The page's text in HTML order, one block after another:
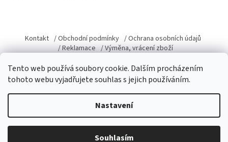
Tento web používá soubory cookie. Dalším procházením
tohoto webu vyjadřujete souhlas s jejich používáním.
Nastavení
Souhlasím
p
a
Kontakt / Obchodní podmínky / Ochrana osobních údajů
/ Reklamace / Výměna, vrácení zboží
Copyright 2026Domacky.cz. Všechna práva vyhrazena.Upravit
nastavení cookies